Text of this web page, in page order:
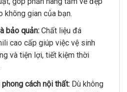
không gian của bạn.
bảo quản:Chất liệu đá
cao cấp giúp việc vệ sinh
và tiện lợi, tiết kiệm thời
phong cách nội thất:Dù không